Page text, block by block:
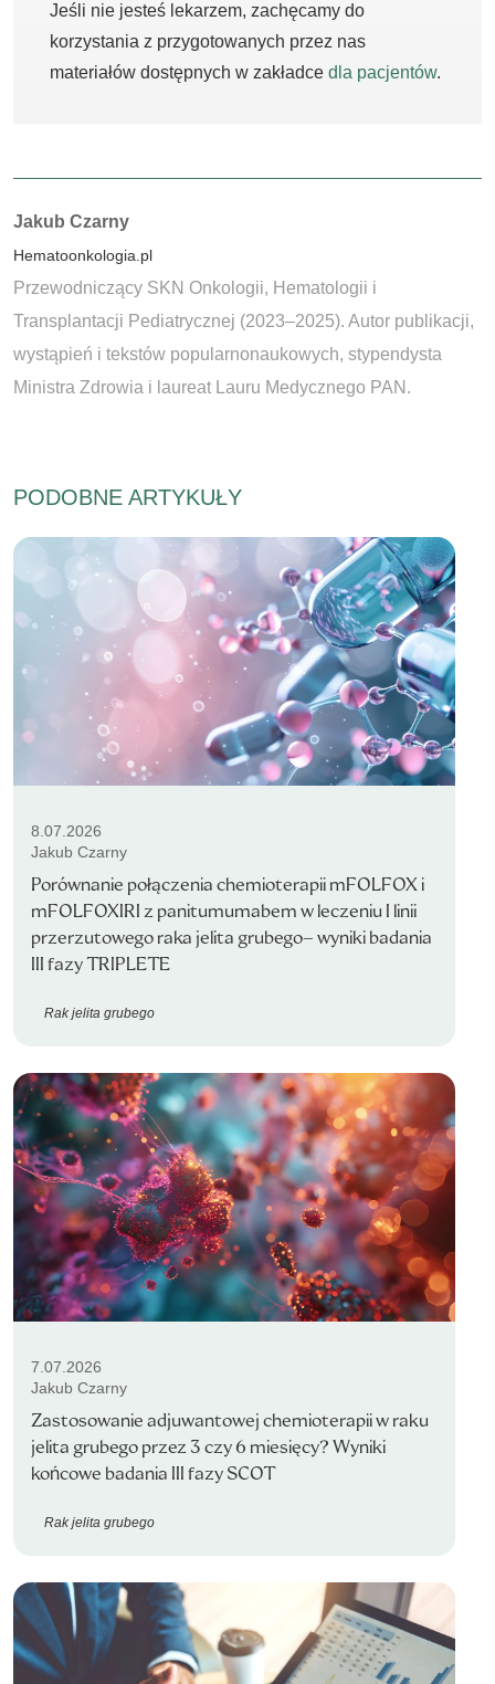
Jeśli nie jesteś lekarzem, zachęcamy do
korzystania z przygotowanych przez nas
materiałów dostępnych w zakładce dla pacjentów.
Autorzy:
Jakub Czarny
Hematoonkologia.pl
Przewodniczący SKN Onkologii, Hematologii i
Transplantacji Pediatrycznej (2023–2025). Autor publikacji,
wystąpień i tekstów popularnonaukowych, stypendysta
Ministra Zdrowia i laureat Lauru Medycznego PAN.
PODOBNE ARTYKUŁY
8.07.2026
Jakub Czarny
Porównanie połączenia chemioterapii mFOLFOX i
mFOLFOXIRI z panitumumabem w leczeniu I linii
przerzutowego raka jelita grubego– wyniki badania
III fazy TRIPLETE
Rak jelita grubego
7.07.2026
Jakub Czarny
Zastosowanie adjuwantowej chemioterapii w raku
jelita grubego przez 3 czy 6 miesięcy? Wyniki
końcowe badania III fazy SCOT
Rak jelita grubego